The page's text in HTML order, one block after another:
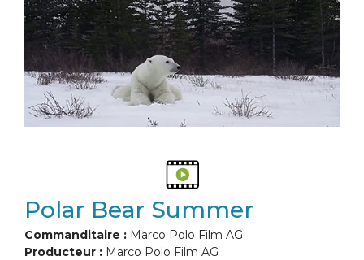
Polar Bear Summer
Commanditaire : Marco Polo Film AG
Producteur : Marco Polo Film AG